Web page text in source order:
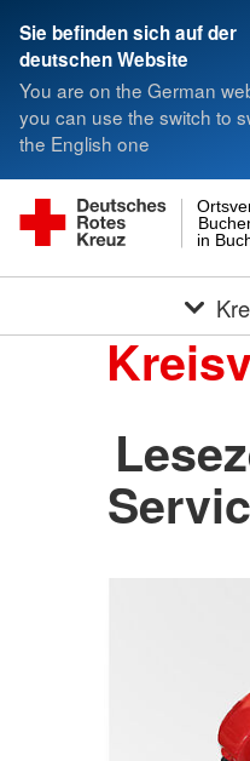
Sie befinden sich auf der
deutschen Website
You are on the German
you can use the switch to
the English one
in